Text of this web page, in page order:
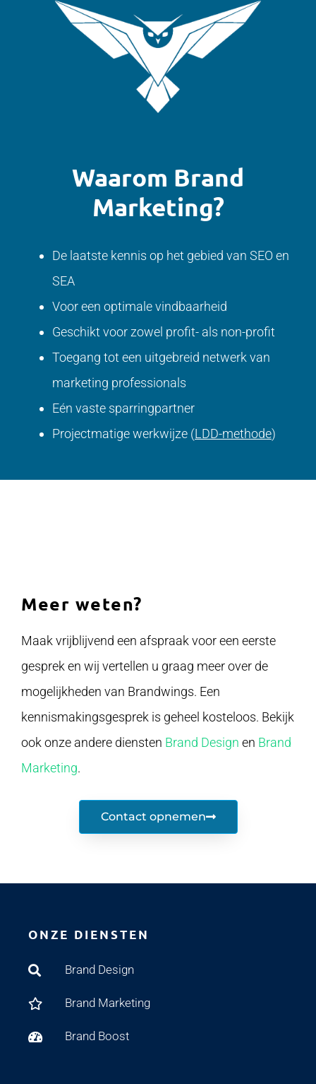
Waarom Brand
Marketing?
De laatste kennis op het gebied van SEO en
SEA
Voor een optimale vindbaarheid
Geschikt voor zowel profit- als non-profit
Toegang tot een uitgebreid netwerk van
marketing professionals
Eén vaste sparringpartner
Projectmatige werkwijze (LDD-methode)
Meer weten?
Maak vrijblijvend een afspraak voor een eerste
gesprek en wij vertellen u graag meer over de
mogelijkheden van Brandwings. Een
kennismakingsgesprek is geheel kosteloos. Bekijk
ook onze andere diensten Brand Design en Brand
Marketing.
Contact opnemen
ONZE DIENSTEN
Brand Design
Brand Marketing
Brand Boost